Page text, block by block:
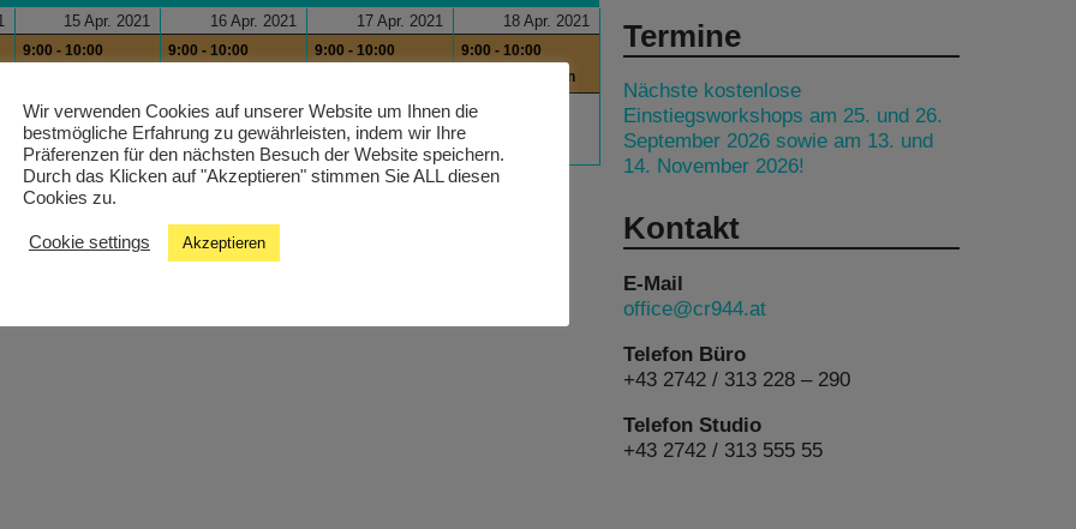
15 Apr. 2021
9:00 - 10:00
16 Apr. 2021
9:00 - 10:00
17 Apr. 2021
9:00 - 10:00
18 Apr. 2021
9:00 - 10:00
Health´s Kitchen
Termine
Nächste kostenlose
Einstiegsworkshops am 25. und 26.
September 2026 sowie am 13. und
14. November 2026!
Kontakt
E-Mail
office@cr944.at
Telefon Büro
+43 2742 / 313 228 – 290
Telefon Studio
+43 2742 / 313 555 55
Wir verwenden Cookies auf unserer Website um Ihnen die
bestmögliche Erfahrung zu gewährleisten, indem wir Ihre
Präferenzen für den nächsten Besuch der Website speichern.
Durch das Klicken auf "Akzeptieren" stimmen Sie ALL diesen
Cookies zu.
Cookie settings Akzeptieren